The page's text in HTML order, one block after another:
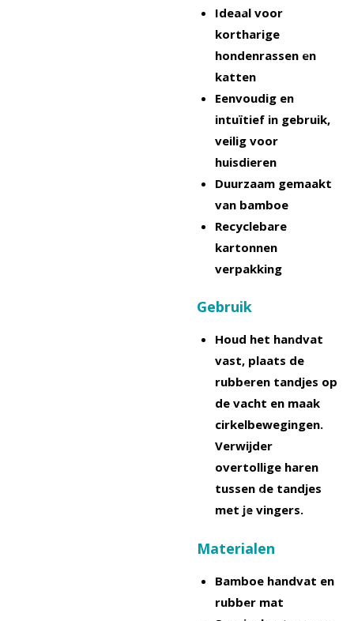
Ideaal voor
kortharige
hondenrassen en
katten
Eenvoudig en
intuïtief in gebruik,
veilig voor
huisdieren
Duurzaam gemaakt
van bamboe
Recyclebare
kartonnen
verpakking
Gebruik
Houd het handvat
vast, plaats de
rubberen tandjes op
de vacht en maak
cirkelbewegingen.
Verwijder
overtollige haren
tussen de tandjes
met je vingers.
Materialen
Bamboe handvat en
rubber mat